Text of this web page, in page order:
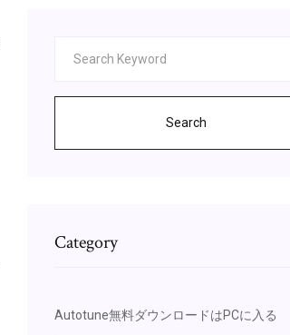
Search
Category
Autotune無料ダウンロードはPCに入る